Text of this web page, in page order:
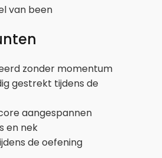
van been
zonder momentum
gestrekt tijdens de
aangespannen
en nek
de oefening